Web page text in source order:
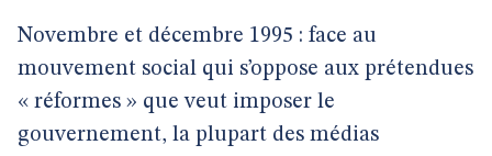
Novembre et décembre 1995 : face au
mouvement social qui s’oppose aux prétendues
« réformes » que veut imposer le
gouvernement, la plupart des médias